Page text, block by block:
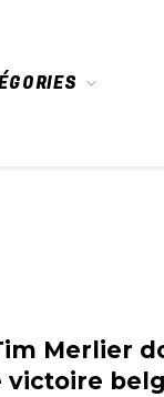
Merlier
victoire